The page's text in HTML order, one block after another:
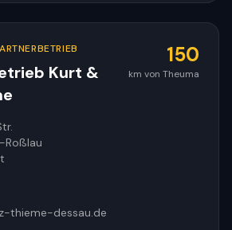
Kurt &
150
km von Theuma
Roßlau
thieme-dessau.de